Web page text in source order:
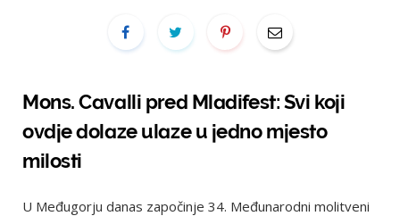
Mons. Cavalli pred Mladifest: Svi koji
ovdje dolaze ulaze u jedno mjesto
milosti
U Međugorju danas započinje 34. Međunarodni molitveni